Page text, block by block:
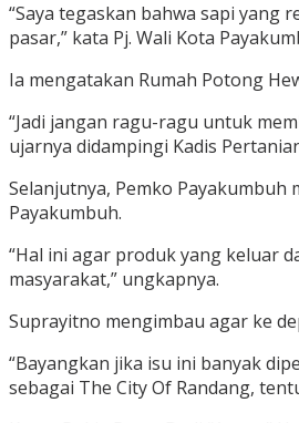
“Saya tegaskan bahwa sapi yang
pasar,” kata Pj. Wali Kota
Ia mengatakan Rumah Potong
“Jadi jangan ragu-ragu untuk
ujarnya didampingi Kadis
Selanjutnya, Pemko
Payakumbuh.
“Hal ini agar produk yang keluar
masyarakat,” ungkapnya.
Suprayitno mengimbau agar ke
“Bayangkan jika isu ini banyak
sebagai The City Of Randang,